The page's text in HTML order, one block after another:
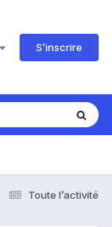
S’inscrire
Toute l’activité